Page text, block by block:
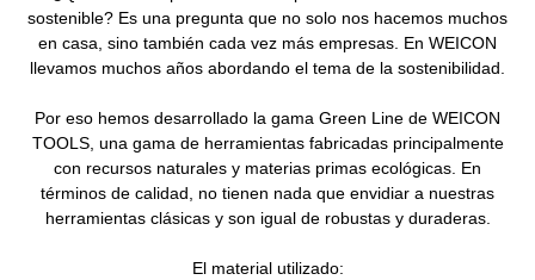
sostenible? Es una pregunta que no solo nos hacemos muchos
en casa, sino también cada vez más empresas. En WEICON
llevamos muchos años abordando el tema de la sostenibilidad.
Por eso hemos desarrollado la gama Green Line de WEICON
TOOLS, una gama de herramientas fabricadas principalmente
con recursos naturales y materias primas ecológicas. En
términos de calidad, no tienen nada que envidiar a nuestras
herramientas clásicas y son igual de robustas y duraderas.
El material utilizado: